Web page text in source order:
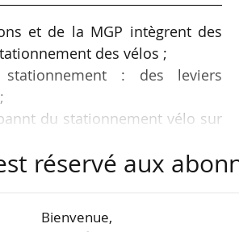
et de la MGP intègrent des
des vélos ;
: des leviers
du stationnement vélo sur
réservé aux
Bienvenue,